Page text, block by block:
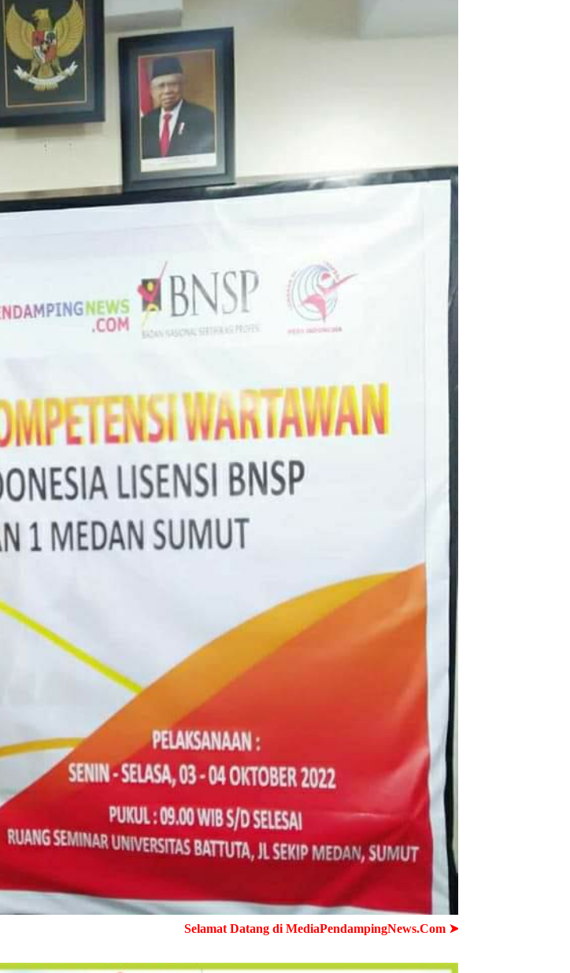
Selamat Datang di MediaPendampingNews.Com ➤ Cepat - Akurat - Terpercaya ➤